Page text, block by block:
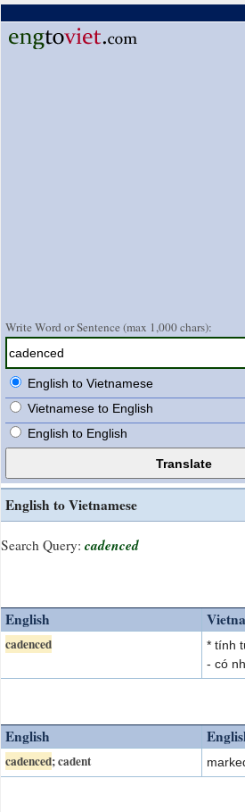
Write Word or Sentence (max 1,000 chars):
English to Vietnamese
Vietnamese to English
English to English
English to Vietnamese
Search Query: cadenced
English
cadenced
* tính
- có
English
cadenced; cadent